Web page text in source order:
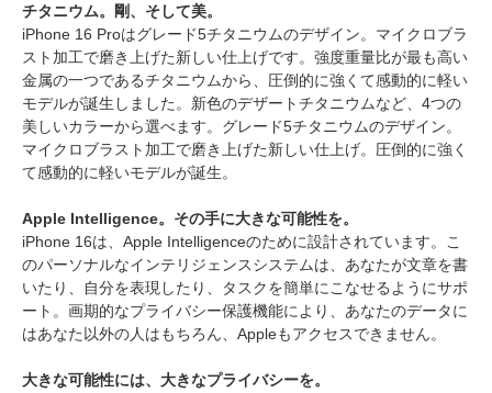
チタニウム。剛、そして美。
iPhone 16 Proはグレード5チタニウムのデザイン。マイクロブラ
スト加工で磨き上げた新しい仕上げです。強度重量比が最も高い
金属の一つであるチタニウムから、圧倒的に強くて感動的に軽い
モデルが誕生しました。新色のデザートチタニウムなど、4つの
美しいカラーから選べます。グレード5チタニウムのデザイン。
マイクロブラスト加工で磨き上げた新しい仕上げ。圧倒的に強く
て感動的に軽いモデルが誕生。
Apple Intelligence。その手に大きな可能性を。
iPhone 16は、Apple Intelligenceのために設計されています。こ
のパーソナルなインテリジェンスシステムは、あなたが文章を書
いたり、自分を表現したり、タスクを簡単にこなせるようにサポ
ート。画期的なプライバシー保護機能により、あなたのデータに
はあなた以外の人はもちろん、Appleもアクセスできません。
大きな可能性には、大きなプライバシーを。